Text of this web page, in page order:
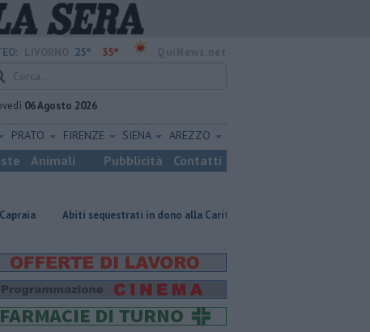
25° 35°
06 Agosto 2026
PRATO FIRENZE SIENA AREZZO
Animali Pubblicità Contatti
sequestrati in dono alla Caritas Dopo vari reati espulso un